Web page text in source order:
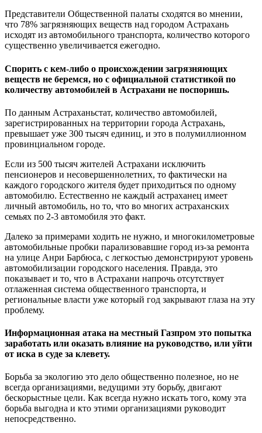
Представители Общественной палаты сходятся во мнении,
что 78% загрязняющих веществ над городом Астрахань
исходят из автомобильного транспорта, количество которого
существенно увеличивается ежегодно.
Спорить с кем-либо о происхождении загрязняющих
веществ не беремся, но с официальной статистикой по
количеству автомобилей в Астрахани не поспоришь.
По данным Астраханьстат, количество автомобилей,
зарегистрированных на территории города Астрахань,
превышает уже 300 тысяч единиц, и это в полумиллионном
провинциальном городе.
Если из 500 тысяч жителей Астрахани исключить
пенсионеров и несовершеннолетних, то фактически на
каждого городского жителя будет приходиться по одному
автомобилю. Естественно не каждый астраханец имеет
личный автомобиль, но то, что во многих астраханских
семьях по 2-3 автомобиля это факт.
Далеко за примерами ходить не нужно, и многокилометровые
автомобильные пробки парализовавшие город из-за ремонта
на улице Анри Барбюса, с легкостью демонстрируют уровень
автомобилизации городского населения. Правда, это
показывает и то, что в Астрахани напрочь отсутствует
отлаженная система общественного транспорта, и
региональные власти уже который год закрывают глаза на эту
проблему.
Информационная атака на местный Газпром это попытка
заработать или оказать влияние на руководство, или уйти
от иска в суде за клевету.
Борьба за экологию это дело общественно полезное, но не
всегда организациями, ведущими эту борьбу, двигают
бескорыстные цели. Как всегда нужно искать того, кому эта
борьба выгодна и кто этими организациями руководит
непосредственно.